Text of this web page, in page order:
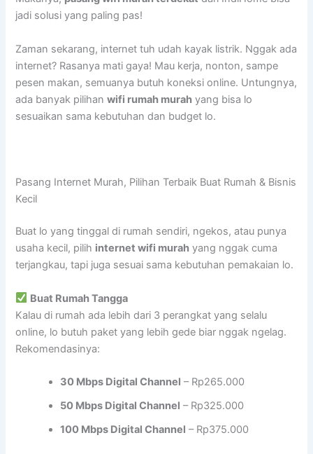
jadi solusi yang paling pas!
Zaman sekarang, internet tuh udah kayak listrik. Nggak ada
internet? Rasanya mati gaya! Mau kerja, nonton, sampe
pesen makan, semuanya butuh koneksi online. Untungnya,
ada banyak pilihanwifi rumah murah yang bisa lo
sesuaikan sama kebutuhan dan budget lo.
Pasang Internet Murah, Pilihan Terbaik Buat Rumah & Bisnis
Kecil
Buat lo yang tinggal di rumah sendiri, ngekos, atau punya
usaha kecil, pilih internet wifi murah yang nggak cuma
terjangkau, tapi juga sesuai sama kebutuhan pemakaian lo.
Buat Rumah Tangga
Kalau di rumah ada lebih dari 3 perangkat yang selalu
online, lo butuh paket yang lebih gede biar nggak ngelag.
Rekomendasinya:
30 Mbps Digital Channel – Rp265.000
50 Mbps Digital Channel – Rp325.000
100 Mbps Digital Channel – Rp375.000